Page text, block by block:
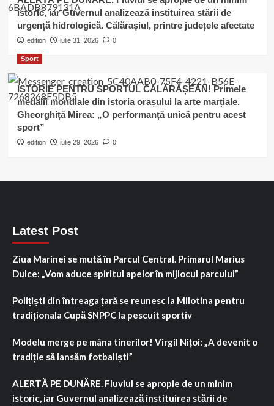
istoric, iar Guvernul analizează instituirea stării de
urgență hidrologică. Călărașiul, printre județele afectate
edition iulie 31, 2026 0
Sport
ISTORIE PENTRU SPORTUL CĂLĂRĂȘEAN! Primele
medalii mondiale din istoria orașului la arte marțiale.
Gheorghiță Mirea: „O performanță unică pentru acest
sport”
edition iulie 29, 2026 0
Latest Post
Ziua Marinei se mută în Parcul Central. Primarul Marius
Dulce: „Vom aduce spiritul apelor în mijlocul parcului”
Polițiști din întreaga țară se reunesc la Milotina pentru
tradiționala Cupă SNPPC la pescuit sportiv
Modelu merge pe mâna tinerilor! Virgil Nițoi: „A devenit o
tradiție să lansăm fotbaliști”
ALERTĂ PE DUNĂRE. Fluviul se apropie de un minim
istoric, iar Guvernul analizează instituirea stării de